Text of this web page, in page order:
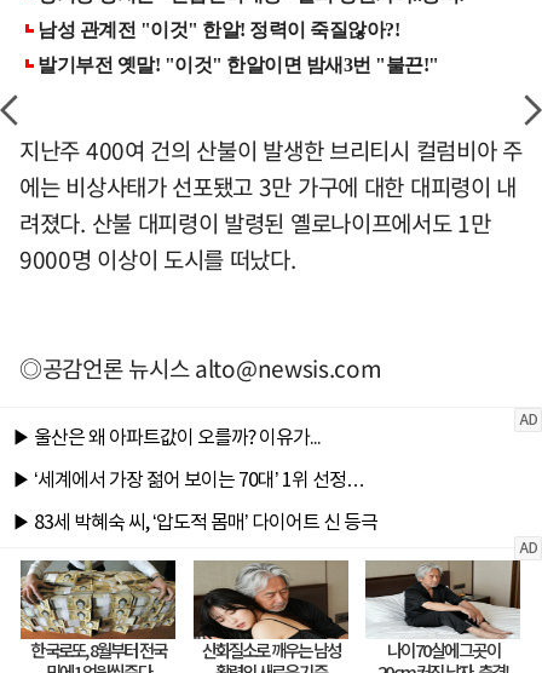
지난주 400여 건의 산불이 발생한 브리티시 컬럼비아 주
에는 비상사태가 선포됐고 3만 가구에 대한 대피령이 내
려졌다. 산불 대피령이 발령된 옐로나이프에서도 1만
9000명 이상이 도시를 떠났다.
◎공감언론 뉴시스alto@newsis.com